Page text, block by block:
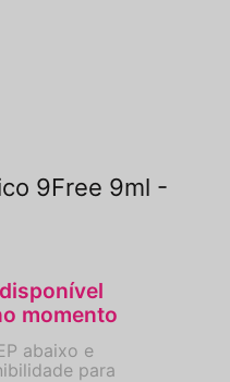
9Free 9ml -